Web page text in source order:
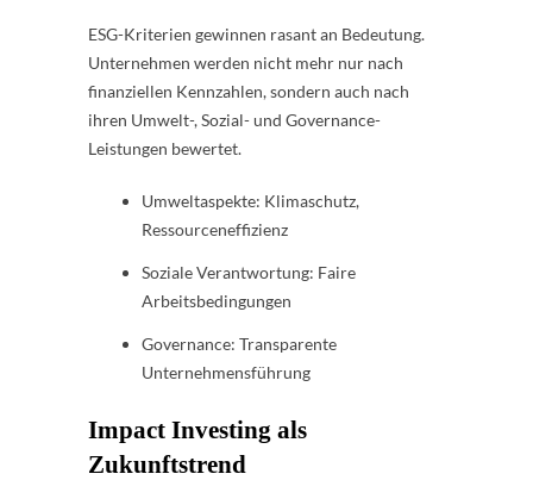
ESG-Kriterien gewinnen rasant an Bedeutung.
Unternehmen werden nicht mehr nur nach
finanziellen Kennzahlen, sondern auch nach
ihren Umwelt-, Sozial- und Governance-
Leistungen bewertet.
Umweltaspekte: Klimaschutz,
Ressourceneffizienz
Soziale Verantwortung: Faire
Arbeitsbedingungen
Governance: Transparente
Unternehmensführung
Impact Investing als
Zukunftstrend